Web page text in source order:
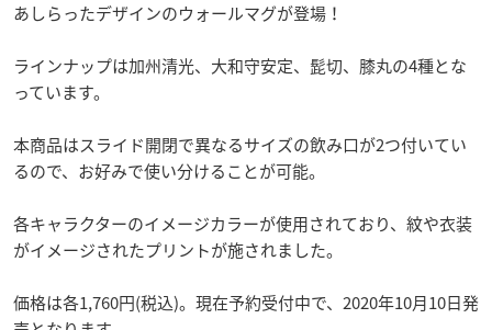
あしらったデザインのウォールマグが登場！
ラインナップは加州清光、大和守安定、髭切、膝丸の4種とな
っています。
本商品はスライド開閉で異なるサイズの飲み口が2つ付いてい
るので、お好みで使い分けることが可能。
各キャラクターのイメージカラーが使用されており、紋や衣装
がイメージされたプリントが施されました。
価格は各1,760円(税込)。現在予約受付中で、2020年10月10日発